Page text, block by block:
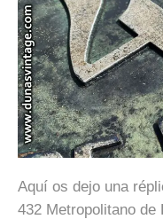
Aquí os dejo una
432 Metropolitano de